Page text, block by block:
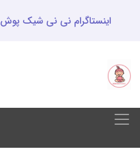
اینستاگرام نی نی شیک پوش